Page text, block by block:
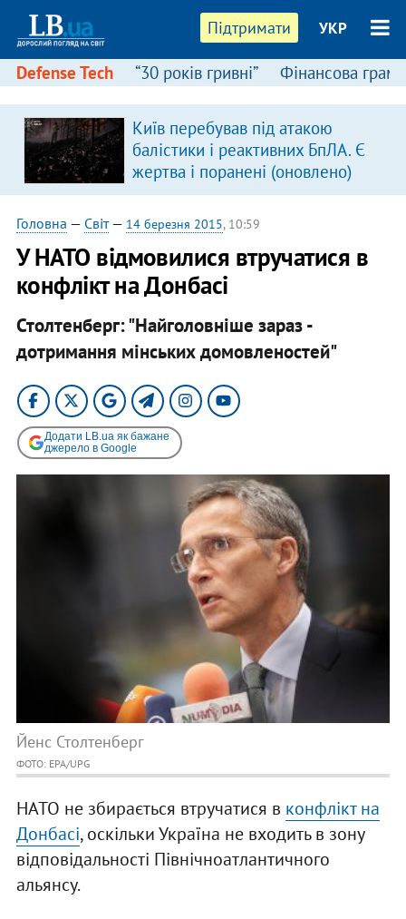
Підтримати УКР
Defense Tech “30 років гривні” Фінансова
Київ перебував під атакою
балістики і реактивних БпЛА. Є
жертва і поранені (оновлено)
Головна — Світ— 14 березня 2015, 10:59
У НАТО відмовилися втручатися в
конфлікт на Донбасі
Столтенберг: "Найголовніше зараз -
дотримання мінських домовленостей"
Додати LB.ua як бажане
джерело в Google
Йенс Столтенберг
ФОТО: EPA/UPG
НАТО не збирається втручатися в конфлікт на
Донбасі, оскільки Україна не входить в зону
відповідальності Північноатлантичного
альянсу.